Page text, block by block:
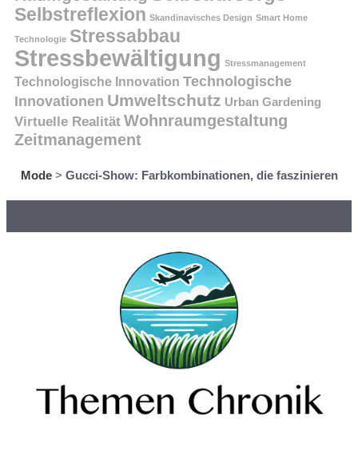
Selbstreflexion Skandinavisches Design Smart Home
Technologie Stressabbau
Stressbewältigung Stressmanagement
Technologische Innovation Technologische
Innovationen Umweltschutz Urban Gardening
Virtuelle Realität Wohnraumgestaltung
Zeitmanagement
Mode> Gucci-Show: Farbkombinationen, die faszinieren